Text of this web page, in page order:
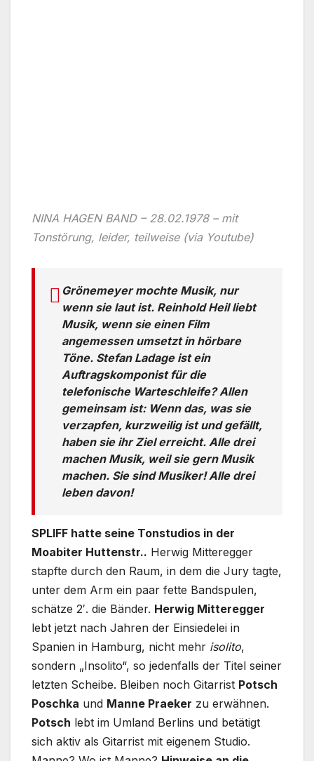
NINA HAGEN BAND – 28.02.1978 – mit
Tonstörung, leider, teilweise (via Youtube)
Grönemeyer mochte Musik, nur
wenn sie laut ist. Reinhold Heil liebt
Musik, wenn sie einen Film
angemessen umsetzt in hörbare
Töne. Stefan Ladage ist ein
Auftragskomponist für die
telefonische Warteschleife? Allen
gemeinsam ist: Wenn das, was sie
verzapfen, kurzweilig ist und gefällt,
haben sie ihr Ziel erreicht. Alle drei
machen Musik, weil sie gern Musik
machen. Sie sind Musiker! Alle drei
leben davon!
SPLIFF hatte seine Tonstudios in der
Moabiter Huttenstr.. Herwig Mitteregger
stapfte durch den Raum, in dem die Jury tagte,
unter dem Arm ein paar fette Bandspulen,
schätze 2′. die Bänder. Herwig Mitteregger
lebt jetzt nach Jahren der Einsiedelei in
Spanien in Hamburg, nicht mehr isolito,
sondern „Insolito“, so jedenfalls der Titel seiner
letzten Scheibe. Bleiben noch Gitarrist Potsch
Poschka und Manne Praeker zu erwähnen.
Potsch lebt im Umland Berlins und betätigt
sich aktiv als Gitarrist mit eigenem Studio.